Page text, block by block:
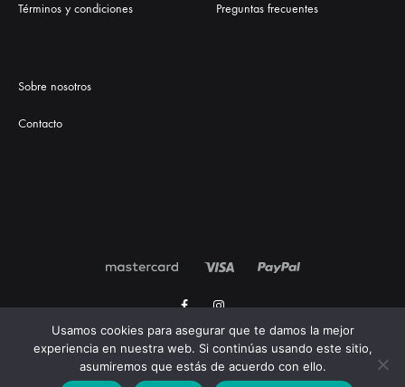
Términos y condiciones Preguntas frecuentes
Sobre nosotros
Contacto
FacebookInstagram
©2021 Onyxay. Todos los derechos reservados. Diseñado por Géiser
Estudio
Usamos cookies para asegurar que te damos la mejor
experiencia en nuestra web. Si continúas usando este sitio,
asumiremos que estás de acuerdo con ello.